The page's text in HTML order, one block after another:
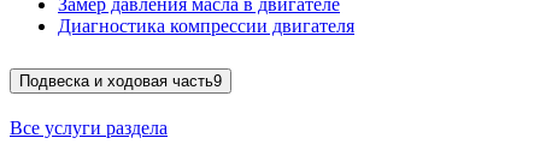
Диагностика компрессии двигателя
Подвеска и ходовая часть9
Все услуги раздела